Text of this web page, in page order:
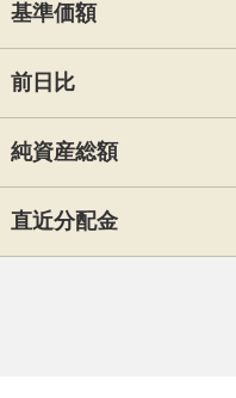
基準価額
前日比
純資産総額
直近分配金